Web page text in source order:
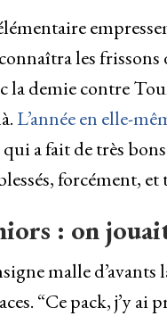
les frissons
la demie contre
L’année en elle-
a fait de très
forcément, et
: on
malle
“Ce pack, j’y